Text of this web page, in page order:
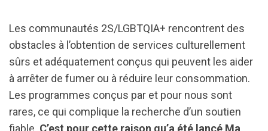
Les communautés 2S/LGBTQIA+ rencontrent des
obstacles à l’obtention de services culturellement
sûrs et adéquatement conçus qui peuvent les aider
à arrêter de fumer ou à réduire leur consommation.
Les programmes conçus par et pour nous sont
rares, ce qui complique la recherche d’un soutien
fiable. C’est pour cette raison qu’a été lancé Ma